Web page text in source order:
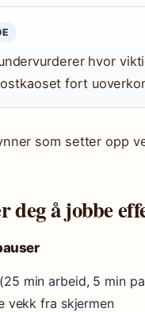
hvor
fort
som setter opp
deg å jobbe
min arbeid, 5 min
vekk fra skjermen